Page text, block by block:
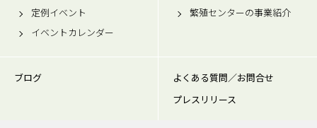
定例イベント
イベントカレンダー
繁殖センターの事業紹介
ブログ
よくある質問／お問合せ
プレスリリース